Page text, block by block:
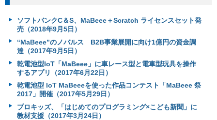
ソフトバンクC＆S、MaBeee＋Scratch ライセンスセット発
売（2018年9月5日）
“MaBeee”のノバルス B2B事業展開に向け1億円の資金調
達（2017年9月5日）
乾電池型IoT「MaBeee」に車レース型と電車型玩具を操作
するアプリ（2017年6月22日）
乾電池型 IoT MaBeeeを使った作品コンテスト「MaBeee 祭
2017」開催（2017年5月29日）
プロキッズ、「はじめてのプログラミング×こども新聞」に
教材支援（2017年3月24日）